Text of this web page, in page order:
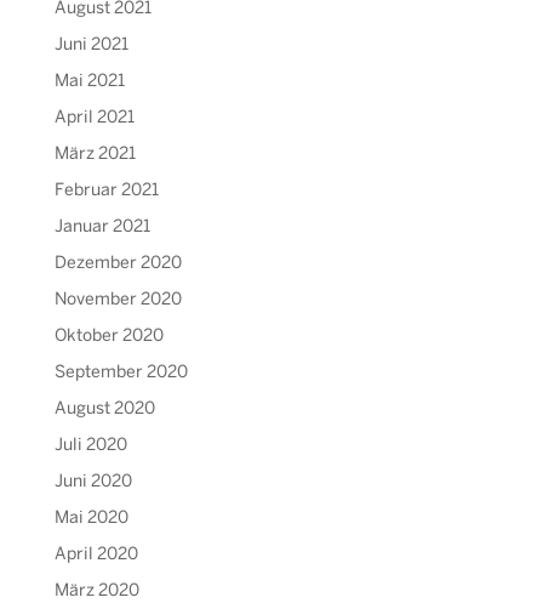
August 2021
Juni 2021
Mai 2021
April 2021
März 2021
Februar 2021
Januar 2021
Dezember 2020
November 2020
Oktober 2020
September 2020
August 2020
Juli 2020
Juni 2020
Mai 2020
April 2020
März 2020